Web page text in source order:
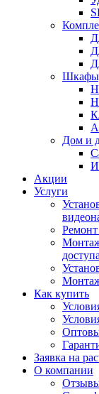
Дом и
Акции
Услуги
доступа
Как купить
Заявка на
О компании